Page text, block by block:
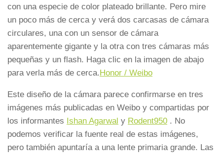
con una especie de color plateado brillante. Pero mire
un poco más de cerca y verá dos carcasas de cámara
circulares, una con un sensor de cámara
aparentemente gigante y la otra con tres cámaras más
pequeñas y un flash. Haga clic en la imagen de abajo
para verla más de cerca.Honor / Weibo
Este diseño de la cámara parece confirmarse en tres
imágenes más publicadas en Weibo y compartidas por
los informantes Ishan Agarwal y Rodent950 . No
podemos verificar la fuente real de estas imágenes,
pero también apuntaría a una lente primaria grande. Las